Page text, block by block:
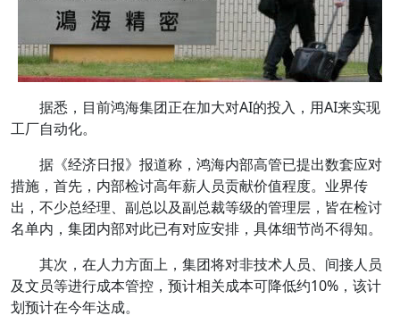
据悉，目前鸿海集团正在加大对AI的投入，用AI来实现
工厂自动化。
据《经济日报》报道称，鸿海内部高管已提出数套应对
措施，首先，内部检讨高年薪人员贡献价值程度。业界传
出，不少总经理、副总以及副总裁等级的管理层，皆在检讨
名单内，集团内部对此已有对应安排，具体细节尚不得知。
其次，在人力方面上，集团将对非技术人员、间接人员
及文员等进行成本管控，预计相关成本可降低约10%，该计
划预计在今年达成。